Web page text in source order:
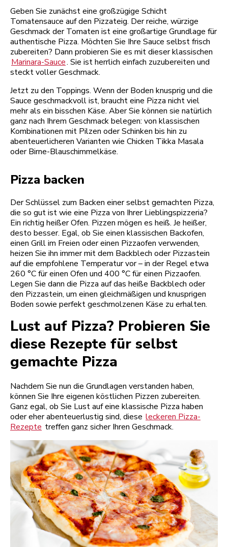
Geben Sie zunächst eine großzügige Schicht
Tomatensauce auf den Pizzateig. Der reiche, würzige
Geschmack der Tomaten ist eine großartige Grundlage für
authentische Pizza. Möchten Sie Ihre Sauce selbst frisch
zubereiten? Dann probieren Sie es mit dieser klassischen
Marinara-Sauce. Sie ist herrlich einfach zuzubereiten und
steckt voller Geschmack.
Jetzt zu den Toppings. Wenn der Boden knusprig und die
Sauce geschmackvoll ist, braucht eine Pizza nicht viel
mehr als ein bisschen Käse. Aber Sie können sie natürlich
ganz nach Ihrem Geschmack belegen: von klassischen
Kombinationen mit Pilzen oder Schinken bis hin zu
abenteuerlicheren Varianten wie Chicken Tikka Masala
oder Birne-Blauschimmelkäse.
Pizza backen
Der Schlüssel zum Backen einer selbst gemachten Pizza,
die so gut ist wie eine Pizza von Ihrer Lieblingspizzeria?
Ein richtig heißer Ofen. Pizzen mögen es heiß. Je heißer,
desto besser. Egal, ob Sie einen klassischen Backofen,
einen Grill im Freien oder einen Pizzaofen verwenden,
heizen Sie ihn immer mit dem Backblech oder Pizzastein
auf die empfohlene Temperatur vor – in der Regel etwa
260 °C für einen Ofen und 400 °C für einen Pizzaofen.
Legen Sie dann die Pizza auf das heiße Backblech oder
den Pizzastein, um einen gleichmäßigen und knusprigen
Boden sowie perfekt geschmolzenen Käse zu erhalten.
Lust auf Pizza? Probieren Sie
diese Rezepte für selbst
gemachte Pizza
Nachdem Sie nun die Grundlagen verstanden haben,
können Sie Ihre eigenen köstlichen Pizzen zubereiten.
Ganz egal, ob Sie Lust auf eine klassische Pizza haben
oder eher abenteuerlustig sind, diese leckeren Pizza-
Rezepte treffen ganz sicher Ihren Geschmack.